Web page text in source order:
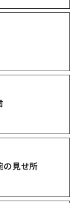
の見せ所